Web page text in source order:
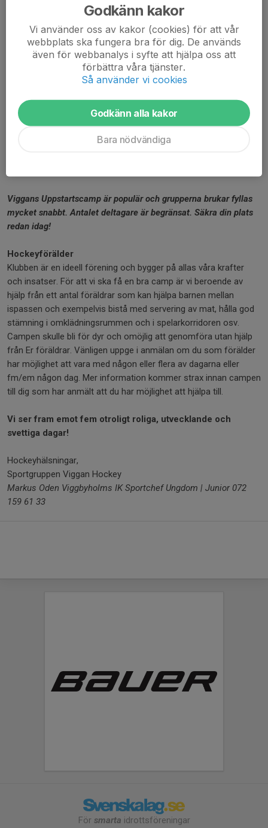
Externa spelare 3 250 kr
Syskonrabatt: 50% på ordinarie lägsta avgift
Lunch och mellanmål ingår alla dagar. Glöm inte att anmäla
eventuella allergier. Tag eventuellt med ett extra mellanmål för
Anmälan:
Anmälan sker på knappen ovan och är bindande från och med
15 juli 2026. Avbokning från och med den 15 juli kan ske mot
Viggans Uppstartscamp är populär och grupperna brukar fyllas
mycket snabbt. Antalet deltagare är begränsat. Säkra din plats
redan idag!
Hockeyförälder
Klubben är en ideell förening och bygger på allas våra krafter
och insatser. För att vi ska få en bra camp är vi beroende av
hjälp från ett antal föräldrar som kan hjälpa barnen mellan
ispassen och exempelvis bistå med servering av mat, hålla god
stämning i omklädningsrummen och i spelarkorridoren osv.
Campen skulle bli för dyr och omöjlig att genomföra utan hjälp
från Er föräldrar. Vänligen uppge i anmälan om du som förälder
har möjlighet att vara med någon eller flera av dagarna eller
fm/em någon dag. Mer information kommer strax innan campen
till dig som har anmält att du har möjlighet att hjälpa till.
Vi ser fram emot fem otroligt roliga, utvecklande och
svettiga dagar!
Hockeyhälsningar,
Sportgruppen Viggan Hockey
Markus Oden Viggbyholms IK Sportchef Ungdom | Junior 072
159 61 33
För smarta idrottsföreningar
Godkänn kakor
Vi använder oss av kakor (cookies) för att vår
webbplats ska fungera bra för dig. De används
även för webbanalys i syfte att hjälpa oss att
förbättra våra tjänster.
Så använder vi cookies
Godkänn alla kakor
Bara nödvändiga